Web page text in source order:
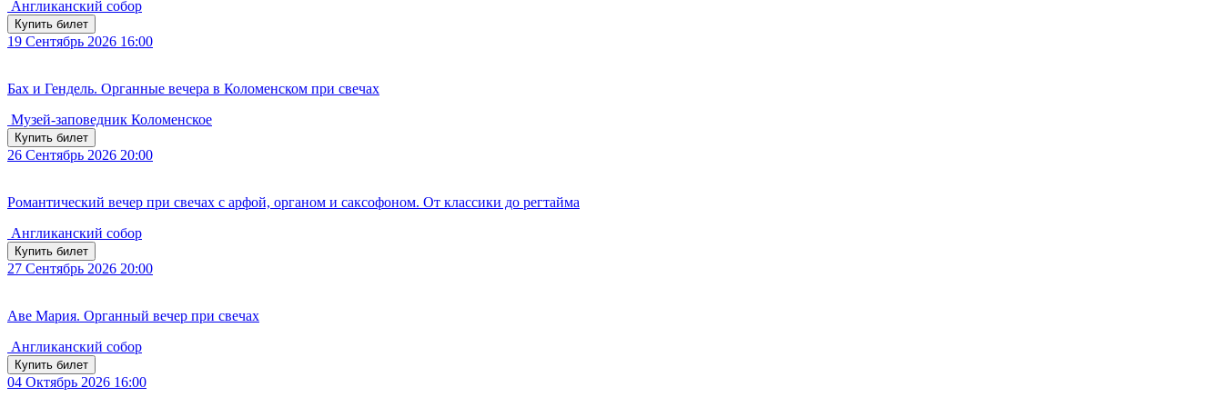
Англиканский собор
Купить билет
19 Сентябрь 2026 16:00
Бах и Гендель. Органные вечера в Коломенском при свечах
Музей-заповедник Коломенское
Купить билет
26 Сентябрь 2026 20:00
Романтический вечер при свечах с арфой, органом и саксофоном. От классики до регтайма
Англиканский собор
Купить билет
27 Сентябрь 2026 20:00
Аве Мария. Органный вечер при свечах
Англиканский собор
Купить билет
04 Октябрь 2026 16:00